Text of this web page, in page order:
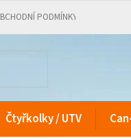
PODMÍNKY
Čtyřkolky / UTV